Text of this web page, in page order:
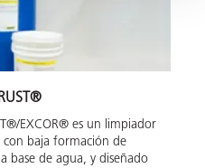
EXCOR® es un limpiador
baja formación de
base de agua, y diseñado